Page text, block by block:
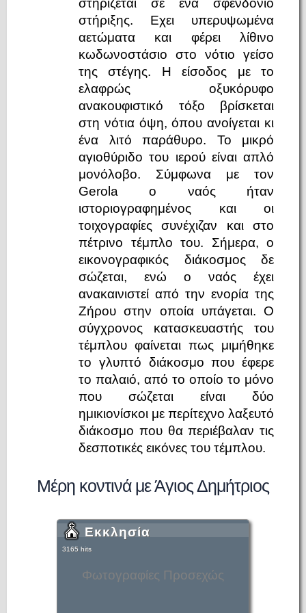
στηρίζεται σε ένα σφενδόνιο
στήριξης. Εχει υπερυψωμένα
αετώματα και φέρει λίθινο
κωδωνοστάσιο στο νότιο γείσο
της στέγης. Η είσοδος με το
ελαφρώς οξυκόρυφο
ανακουφιστικό τόξο βρίσκεται
στη νότια όψη, όπου ανοίγεται κι
ένα λιτό παράθυρο. Το μικρό
αγιοθύριδο του ιερού είναι απλό
μονόλοβο. Σύμφωνα με τον
Gerola ο ναός ήταν
ιστοριογραφημένος και οι
τοιχογραφίες συνέχιζαν και στο
πέτρινο τέμπλο του. Σήμερα, ο
εικονογραφικός διάκοσμος δε
σώζεται, ενώ ο ναός έχει
ανακαινιστεί από την ενορία της
Ζήρου στην οποία υπάγεται. Ο
σύγχρονος κατασκευαστής του
τέμπλου φαίνεται πως μιμήθηκε
το γλυπτό διάκοσμο που έφερε
το παλαιό, από το οποίο το μόνο
που σώζεται είναι δύο
ημικιονίσκοι με περίτεχνο λαξευτό
διάκοσμο που θα περιέβαλαν τις
δεσποτικές εικόνες του τέμπλου.
Μέρη κοντινά με Άγιος Δημήτριος
Φωτογραφίες Προσεχώς
Εκκλησία
3165 hits